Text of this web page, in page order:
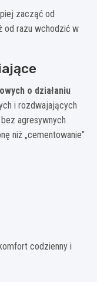
zacząć od
od razu wchodzić w
o działaniu
i rozdwajających
agresywnych
niż „cementowanie”
codzienny i